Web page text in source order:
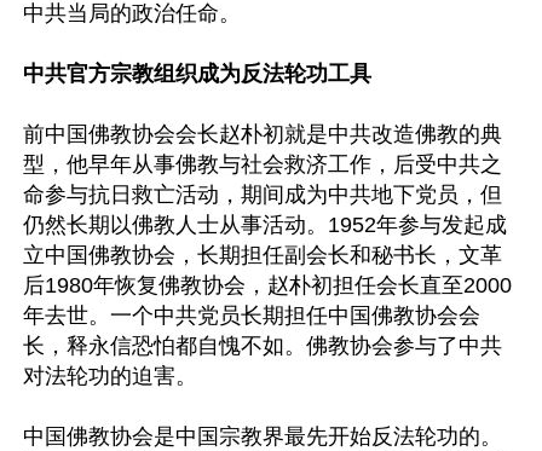
中共当局的政治任命。
中共官方宗教组织成为反法轮功工具
前中国佛教协会会长赵朴初就是中共改造佛教的典
型，他早年从事佛教与社会救济工作，后受中共之
命参与抗日救亡活动，期间成为中共地下党员，但
仍然长期以佛教人士从事活动。1952年参与发起成
立中国佛教协会，长期担任副会长和秘书长，文革
后1980年恢复佛教协会，赵朴初担任会长直至2000
年去世。一个中共党员长期担任中国佛教协会会
长，释永信恐怕都自愧不如。佛教协会参与了中共
对法轮功的迫害。
中国佛教协会是中国宗教界最先开始反法轮功的。